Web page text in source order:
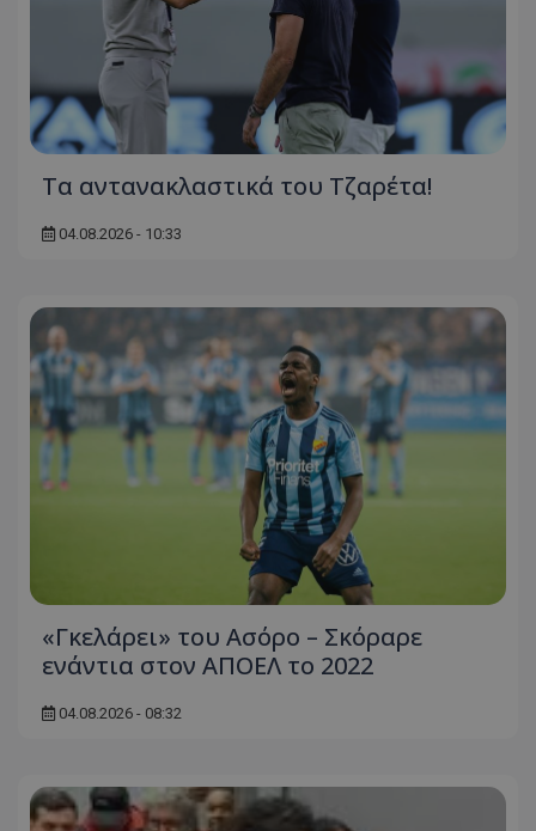
Τα αντανακλαστικά του Τζαρέτα!
04.08.2026 - 10:33
«Γκελάρει» του Ασόρο – Σκόραρε
ενάντια στον ΑΠΟΕΛ το 2022
04.08.2026 - 08:32